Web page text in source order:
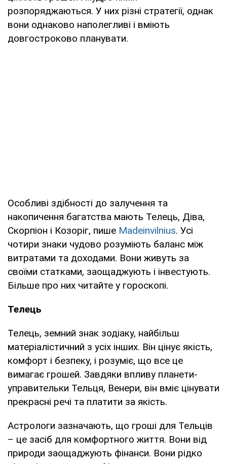
розпоряджаються. У них різні стратегії, однак
вони однаково наполегливі і вміють
довгостроково планувати.
Особливі здібності до залучення та
накопичення багатства мають Телець, Діва,
Скорпіон і Козоріг, пише Madeinvilnius. Усі
чотири знаки чудово розуміють баланс між
витратами та доходами. Вони живуть за
своїми статками, заощаджують і інвестують.
Більше про них читайте у гороскопі.
Телець
Телець, земний знак зодіаку, найбільш
матеріалістичний з усіх інших. Він цінує якість,
комфорт і безпеку, і розуміє, що все це
вимагає грошей. Завдяки впливу планети-
управительки Тельця, Венери, він вміє цінувати
прекрасні речі та платити за якість.
Астрологи зазначають, що гроші для Тельців
– це засіб для комфортного життя. Вони від
природи заощаджують фінанси. Вони рідко